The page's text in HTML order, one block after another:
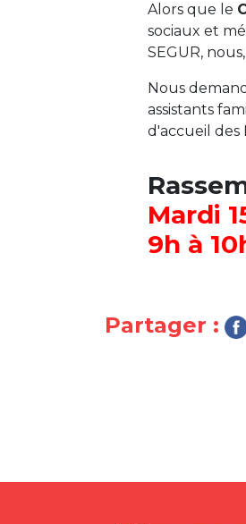
Alors que le
sociaux et
SEGUR,
Nous
assistants
d'accueil des
Mardi
9h à
Partager :